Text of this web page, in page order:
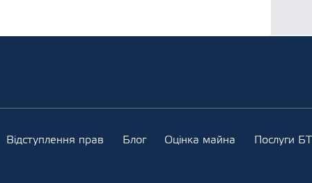
Відступлення прав Блог Оцінка майна Послуги